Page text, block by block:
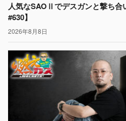
人気なSAOⅡでデスガンと撃ち合
#630】
2026年8月8日